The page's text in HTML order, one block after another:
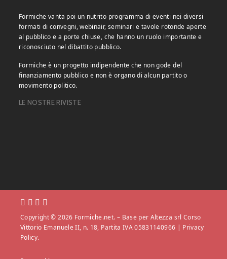
Formiche vanta poi un nutrito programma di eventi nei diversi
formati di convegni, webinair, seminari e tavole rotonde aperte
al pubblico e a porte chiuse, che hanno un ruolo importante e
riconosciuto nel dibattito pubblico.
Formiche è un progetto indipendente che non gode del
finanziamento pubblico e non è organo di alcun partito o
movimento politico.
LE NOSTRE RIVISTE
Copyright © 2026 Formiche.net. – Base per Altezza srl Corso
Vittorio Emanuele II, n. 18, Partita IVA 05831140966 | Privacy
Policy.